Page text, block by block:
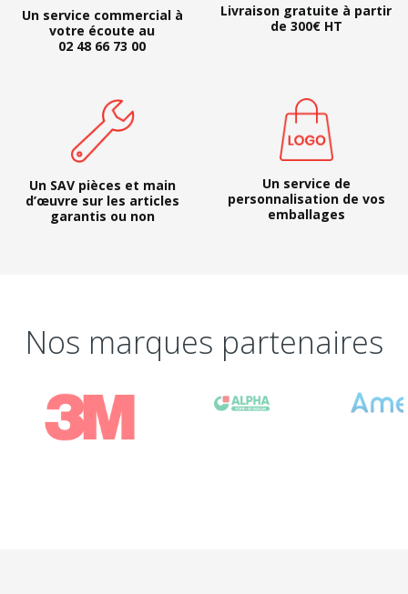
Un service commercial à
votre écoute au
02 48 66 73 00
Livraison gratuite à partir
de 300€ HT
Un SAV pièces et main
d’œuvre sur les articles
garantis ou non
Un service de
personnalisation de vos
emballages
Nos marques partenaires